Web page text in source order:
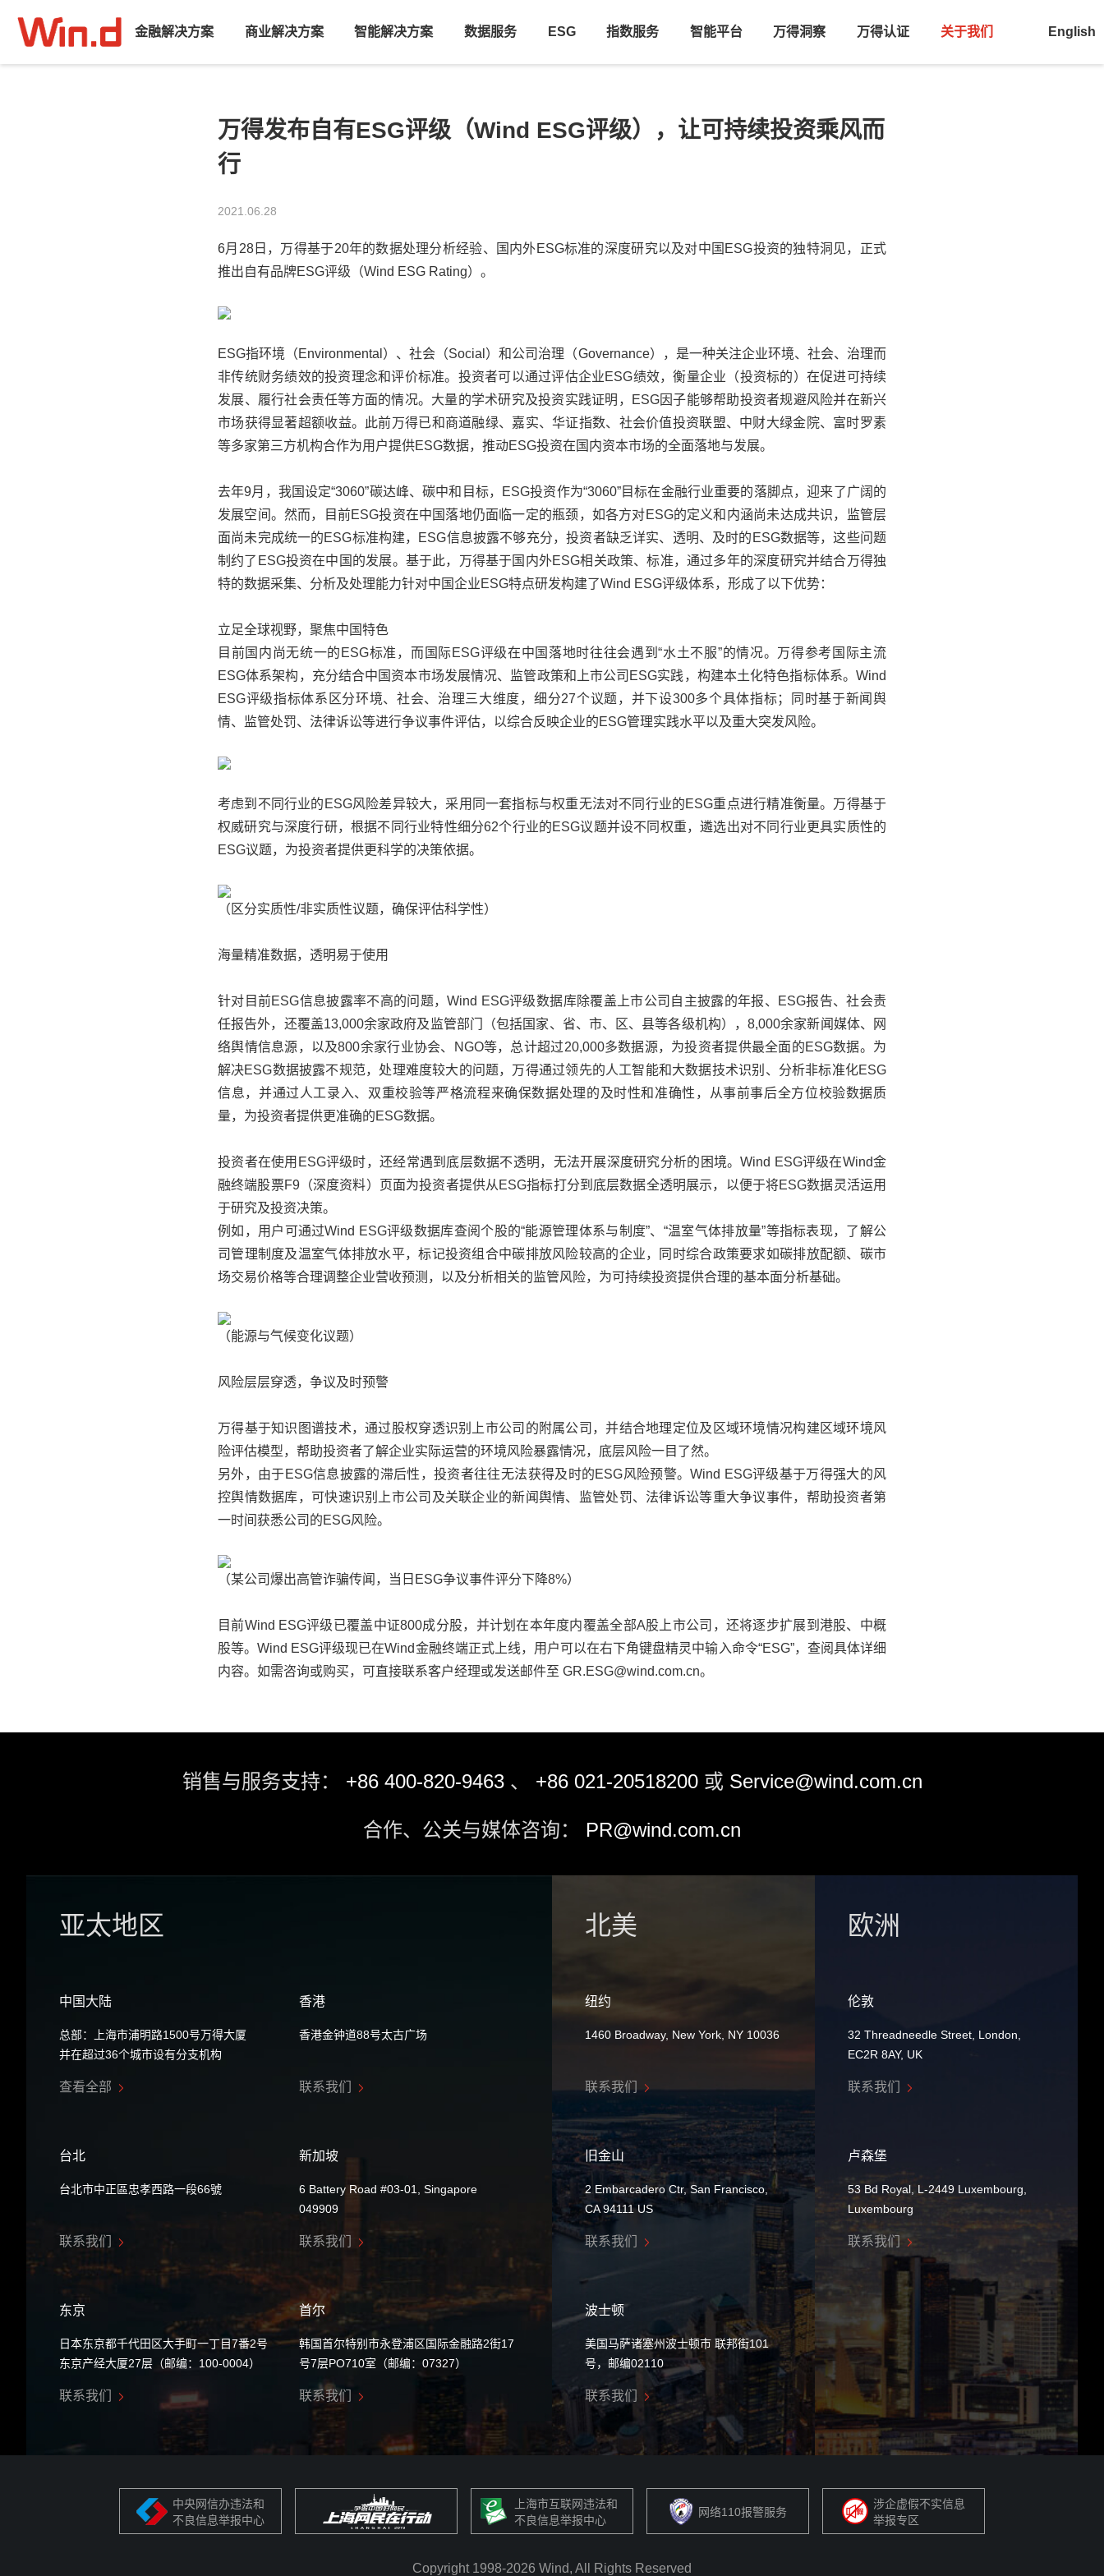
金融解决方案 商业解决方案 智能解决方案 数据服务 ESG 指数服务 智能平台 万得洞察 万得认证 关于我们 English
万得发布自有ESG评级（Wind ESG评级），让可持续投资乘风而
行
2021.06.28
6月28日， 万得基于20年的数据处理分析经验、国内外ESG标准的深度研究以及对中国ESG投资的独特洞见，正式
推出自有品牌ESG评级（Wind ESG Rating）。
ESG指环境（Environmental）、社会（Social）和公司治理（Governance），是一种关注企业环境、社会、治理而
非传统财务绩效的投资理念和评价标准。投资者可以通过评估企业ESG绩效，衡量企业（投资标的）在促进可持续
发展、履行社会责任等方面的情况。大量的学术研究及投资实践证明，ESG因子能够帮助投资者规避风险并在新兴
市场获得显著超额收益。此前万得已和商道融绿、 嘉实、华证指数、社会价值投资联盟、中财大绿金院、富时罗素
等多家第三方机构合作为用户提供ESG数据，推动ESG投资在国内资本市场的全面落地与发展。
去年9月，我国设定“3060”碳达峰、碳中和目标，ESG投资作为“3060”目标在金融行业重要的落脚点，迎来了广阔的
发展空间。然而，目前ESG投资在中国落地仍面临一定的瓶颈，如各方对ESG的定义和内涵尚未达成共识，监管层
面尚未完成统一的ESG标准构建，ESG信息披露不够充分，投资者缺乏详实、透明、及时的ESG数据等，这些问题
制约了ESG投资在中国的发展。基于此， 万得基于国内外ESG相关政策、标准，通过多年的深度研究并结合万得独
特的数据采集、分析及处理能力针对中国企业ESG特点研发构建了Wind ESG评级体系，形成了以下优势：
立足全球视野，聚焦中国特色
目前国内尚无统一的ESG标准，而国际ESG评级在中国落地时往往会遇到“水土不服”的情况。 万得参考国际主流
ESG体系架构，充分结合中国资本市场发展情况、监管政策和上市公司ESG实践，构建本土化特色指标体系。Wind
ESG评级指标体系区分环境、社会、治理三大维度，细分27个议题，并下设300多个具体指标；同时基于新闻舆
情、监管处罚、法律诉讼等进行争议事件评估，以综合反映企业的ESG管理实践水平以及重大突发风险。
考虑到不同行业的ESG风险差异较大，采用同一套指标与权重无法对不同行业的ESG重点进行精准衡量。 万得基于
权威研究与深度行研，根据不同行业特性细分62个行业的ESG议题并设不同权重，遴选出对不同行业更具实质性的
ESG议题，为投资者提供更科学的决策依据。
（区分实质性/非实质性议题，确保评估科学性）
海量精准数据，透明易于使用
针对目前ESG信息披露率不高的问题，Wind ESG评级数据库除覆盖上市公司自主披露的年报、ESG报告、社会责
任报告外，还覆盖13,000余家政府及监管部门（包括国家、省、市、区、县等各级机构），8,000余家新闻媒体、网
络舆情信息源，以及800余家行业协会、NGO等，总计超过20,000多数据源，为投资者提供最全面的ESG数据。为
解决ESG数据披露不规范，处理难度较大的问题， 万得通过领先的人工智能和大数据技术识别、分析非标准化ESG
信息，并通过人工录入、双重校验等严格流程来确保数据处理的及时性和准确性，从事前事后全方位校验数据质
量，为投资者提供更准确的ESG数据。
投资者在使用ESG评级时，还经常遇到底层数据不透明，无法开展深度研究分析的困境。Wind ESG评级在Wind金
融终端股票F9（深度资料）页面为投资者提供从ESG指标打分到底层数据全透明展示，以便于将ESG数据灵活运用
于研究及投资决策。
例如，用户可通过Wind ESG评级数据库查阅个股的“能源管理体系与制度”、“温室气体排放量”等指标表现，了解公
司管理制度及温室气体排放水平，标记投资组合中碳排放风险较高的企业，同时综合政策要求如碳排放配额、碳市
场交易价格等合理调整企业营收预测，以及分析相关的监管风险，为可持续投资提供合理的基本面分析基础。
（能源与气候变化议题）
风险层层穿透，争议及时预警
万得基于知识图谱技术，通过股权穿透识别上市公司的附属公司，并结合地理定位及区域环境情况构建区域环境风
险评估模型，帮助投资者了解企业实际运营的环境风险暴露情况，底层风险一目了然。
另外，由于ESG信息披露的滞后性，投资者往往无法获得及时的ESG风险预警。Wind ESG评级基于万得强大的风
控舆情数据库，可快速识别上市公司及关联企业的新闻舆情、监管处罚、法律诉讼等重大争议事件，帮助投资者第
一时间获悉公司的ESG风险。
（某公司爆出高管诈骗传闻，当日ESG争议事件评分下降8%）
目前Wind ESG评级已覆盖中证800成分股，并计划在本年度内覆盖全部A股上市公司，还将逐步扩展到港股、中概
股等。Wind ESG评级现已在Wind金融终端正式上线，用户可以在右下角键盘精灵中输入命令“ESG”，查阅具体详细
内容。如需咨询或购买，可直接联系客户经理或发送邮件至 GR.ESG@wind.com.cn。
销售与服务支持： +86 400-820-9463 、 +86 021-20518200 或 Service@wind.com.cn
合作、公关与媒体咨询： PR@wind.com.cn
亚太地区
中国大陆
总部：上海市浦明路1500号万得大厦
并在超过36个城市设有分支机构
查看全部
香港
香港金钟道88号太古广场
联系我们
台北
台北市中正區忠孝西路一段66號
联系我们
新加坡
6 Battery Road #03-01, Singapore
049909
联系我们
东京
日本东京都千代田区大手町一丁目7番2号
东京产经大厦27层（邮编：100-0004）
联系我们
首尔
韩国首尔特别市永登浦区国际金融路2街17
号7层PO710室（邮编：07327）
联系我们
北美
纽约
1460 Broadway, New York, NY 10036
联系我们
旧金山
2 Embarcadero Ctr, San Francisco,
CA 94111 US
联系我们
波士顿
美国马萨诸塞州波士顿市 联邦街101
号，邮编02110
联系我们
欧洲
伦敦
32 Threadneedle Street, London,
EC2R 8AY, UK
联系我们
卢森堡
53 Bd Royal, L-2449 Luxembourg,
Luxembourg
联系我们
中央网信办违法和
不良信息举报中心
上海市互联网违法和
不良信息举报中心
网络110报警服务
涉企虚假不实信息
举报专区
Copyright 1998-2026 Wind, All Rights Reserved